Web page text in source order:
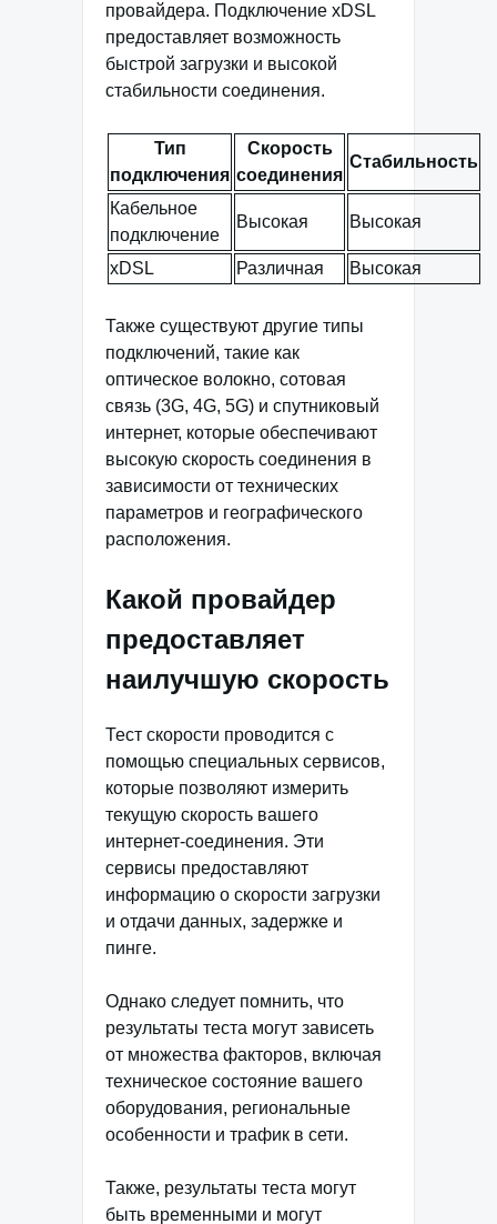
провайдера. Подключение xDSL
предоставляет возможность
быстрой загрузки и высокой
стабильности соединения.
Тип
подключения
Скорость
соединения
Стабильность
Кабельное
подключение
Высокая Высокая
xDSL Различная Высокая
Также существуют другие типы
подключений, такие как
оптическое волокно, сотовая
связь (3G, 4G, 5G) и спутниковый
интернет, которые обеспечивают
высокую скорость соединения в
зависимости от технических
параметров и географического
расположения.
Какой провайдер
предоставляет
наилучшую скорость
Тест скорости проводится с
помощью специальных сервисов,
которые позволяют измерить
текущую скорость вашего
интернет-соединения. Эти
сервисы предоставляют
информацию о скорости загрузки
и отдачи данных, задержке и
пинге.
Однако следует помнить, что
результаты теста могут зависеть
от множества факторов, включая
техническое состояние вашего
оборудования, региональные
особенности и трафик в сети.
Также, результаты теста могут
быть временными и могут